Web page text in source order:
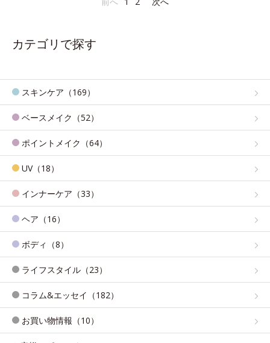
カテゴリで探す
スキンケア（169）
ベースメイク（52）
ポイントメイク（64）
UV（18）
インナーケア（33）
ヘア（16）
ボディ（8）
ライフスタイル（23）
コラム&エッセイ（182）
お買い物情報（10）